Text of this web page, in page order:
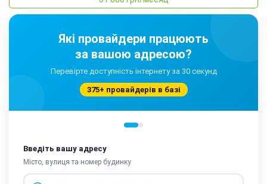
Які провайдери працюють
за вашою адресою?
Перевірте доступність інтернету за 30 секунд
375+ провайдерів в базі
Введіть вашу адресу
Місто, вулиця та номер будинку